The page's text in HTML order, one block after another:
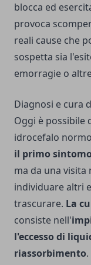
blocca ed
provoca
reali cause che
sospetta sia
emorragie o
Diagnosi e cura
Oggi è possibile
idrocefalo
il primo
ma da una visita
individuare altri
trascurare. La
consiste nell'
l'eccesso di
riassorbimento.